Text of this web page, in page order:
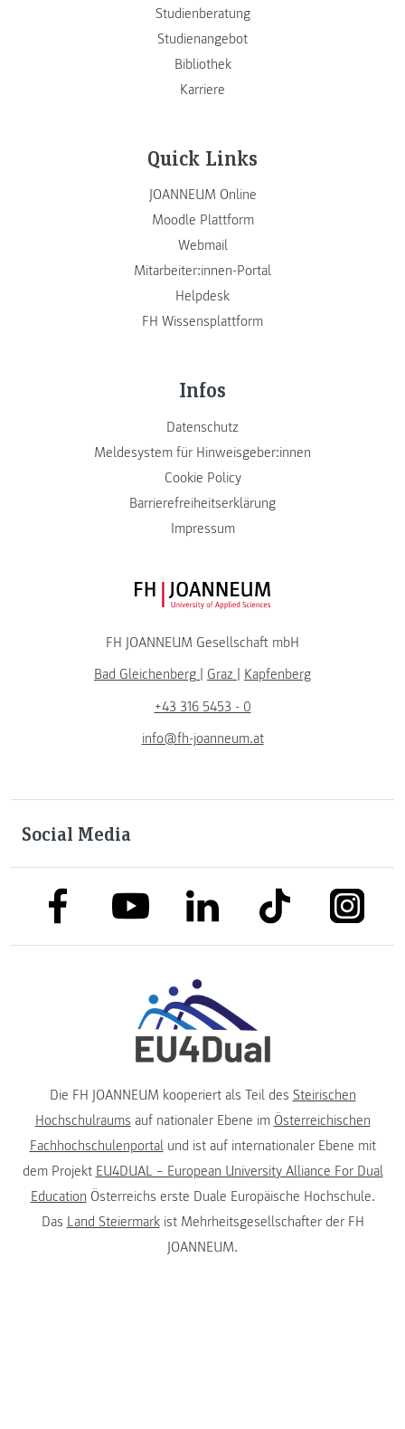
Studienberatung
Studienangebot
Bibliothek
Karriere
Quick Links
JOANNEUM Online
Moodle Plattform
Webmail
Mitarbeiter:innen-Portal
Helpdesk
FH Wissensplattform
Infos
Datenschutz
Meldesystem für Hinweisgeber:innen
Cookie Policy
Barrierefreiheitserklärung
Impressum
FH JOANNEUM Logo
FH JOANNEUM Gesellschaft mbH
Bad Gleichenberg
Graz
Kapfenberg
+43 316 5453 - 0
info@fh-joanneum.at
Social Media
link to facebooklink to youtubelink to linkedinlink to tiktok
Die FH JOANNEUM kooperiert als Teil des Steirischen
Hochschulraums auf nationaler Ebene im Österreichischen
Fachhochschulenportalund ist auf internationaler Ebene mit
dem Projekt EU4DUAL – European University Alliance For Dual
Education Österreichs erste Duale Europäische Hochschule.
Das Land Steiermarkist Mehrheitsgesellschafter der FH
JOANNEUM.